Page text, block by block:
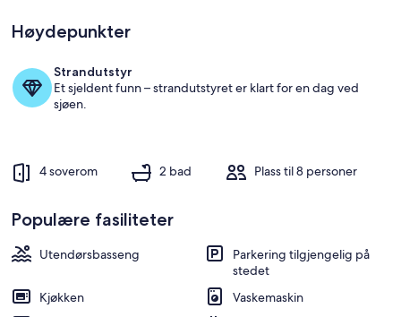
petanque
area
Oppholdsområde
Høydepunkter
Strandutstyr
Et sjeldent funn – strandutstyret er klart for en dag ved
sjøen.
4 soverom 2 bad Plass til 8 personer
Populære fasiliteter
Utendørsbasseng
Parkering tilgjengelig på
stedet
Kjøkken
Vaskemaskin